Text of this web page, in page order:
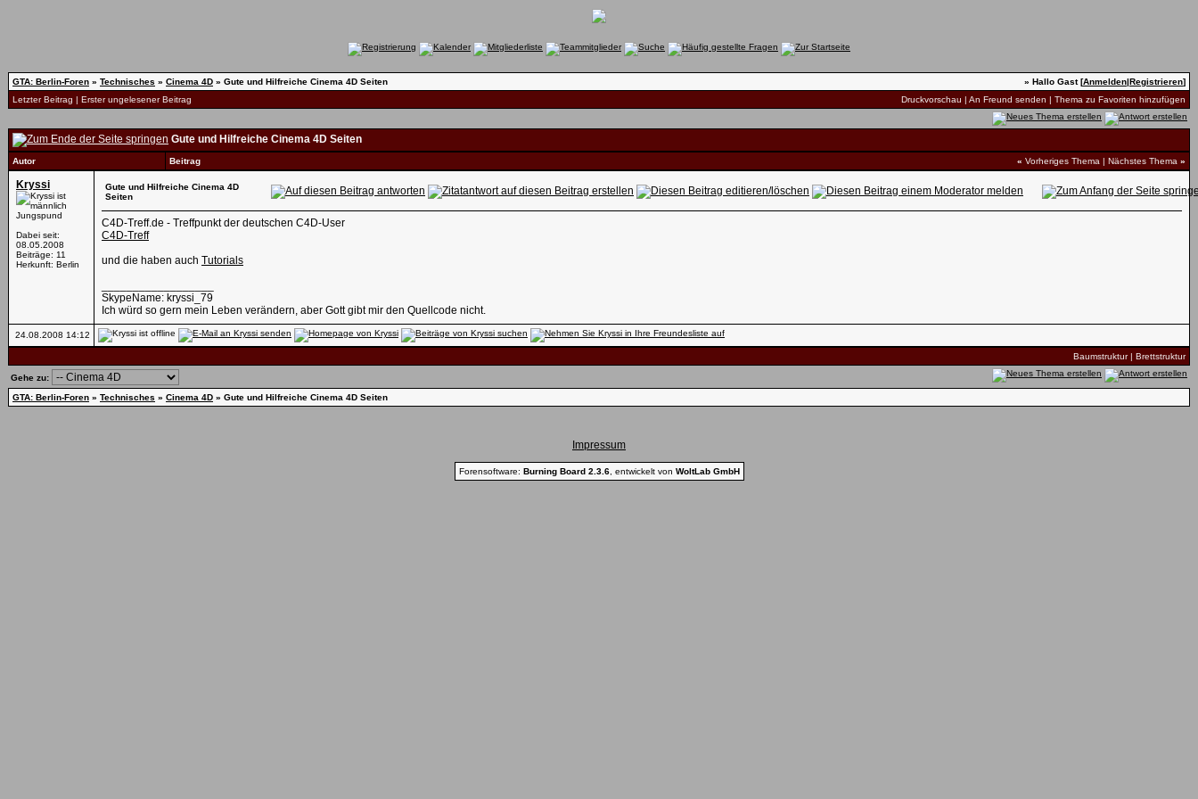
GTA: Berlin-Foren » Technisches » Cinema 4D » Gute und Hilfreiche Cinema 4D Seiten » Hallo Gast [Anmelden|Registrieren]
Letzter Beitrag | Erster ungelesener Beitrag Druckvorschau | An Freund senden | Thema zu Favoriten hinzufügen
Gute und Hilfreiche Cinema 4D Seiten
Autor Beitrag « Vorheriges Thema | Nächstes Thema »
Kryssi
Jungspund
Dabei seit:
08.05.2008
Beiträge: 11
Herkunft: Berlin
Gute und Hilfreiche Cinema 4D
Seiten
C4D-Treff.de - Treffpunkt der deutschen C4D-User
C4D-Treff
und die haben auch Tutorials
SkypeName: kryssi_79
Ich würd so gern mein Leben verändern, aber Gott gibt mir den Quellcode nicht.
24.08.2008 14:12
Baumstruktur| Brettstruktur
Gehe zu:
GTA: Berlin-Foren » Technisches » Cinema 4D » Gute und Hilfreiche Cinema 4D Seiten
Impressum
Forensoftware: Burning Board 2.3.6, entwickelt von WoltLab GmbH